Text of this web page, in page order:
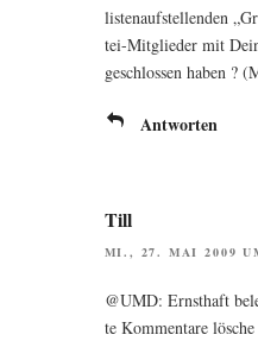
lis­ten­auf­stel­len­den
tei-Mit­glie­der mit
ge­schlos­sen haben ?
Antworten
Till
MI., 27. MAI 2009
@UMD: Ernst­haft
te Kom­men­ta­re